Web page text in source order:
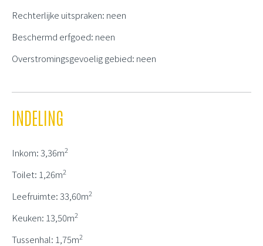
Rechterlijke uitspraken: neen
Beschermd erfgoed: neen
Overstromingsgevoelig gebied: neen
INDELING
Inkom: 3,36m2
Toilet: 1,26m2
Leefruimte: 33,60m2
Keuken: 13,50m2
Tussenhal: 1,75m2